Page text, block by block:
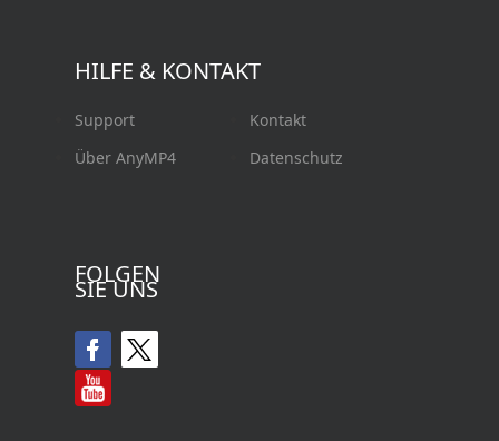
HILFE & KONTAKT
Support
Kontakt
Über AnyMP4
Datenschutz
FOLGEN
SIE UNS